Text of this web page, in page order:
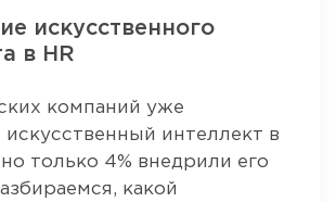
искусственного
в HR
компаний уже
интеллект в
но только 4% внедрили его
какой